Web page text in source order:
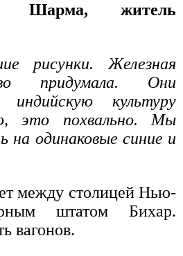
Шарма, житель
рисунки. Железная
придумала. Они
индийскую культуру
это похвально. Мы
на одинаковые синие и
между столицей Нью-
штатом Бихар.
вагонов.